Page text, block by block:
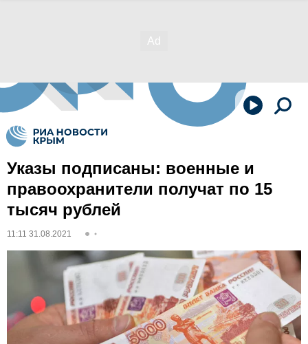
Указы подписаны: военные и
правоохранители получат по 15
тысяч рублей
11:11 31.08.2021